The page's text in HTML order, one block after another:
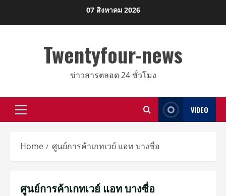
07 สิงหาคม 2026
Twentyfour-news
ข่าวสารตลอด 24 ชั่วโมง
Primary
VIDEO
Home ศูนย์การค้าเกทเวย์ แอท บางซื่อ
ศูนย์การค้าเกทเวย์ แอท บางซื่อ